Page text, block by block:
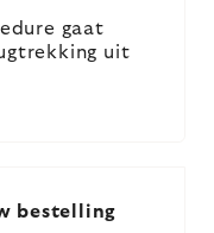
gaat
uit
bestelling